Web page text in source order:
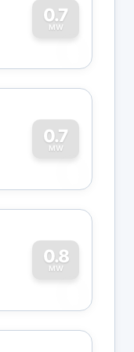
0.7
MW
0
0.7
MW
0
0.8
MW
0